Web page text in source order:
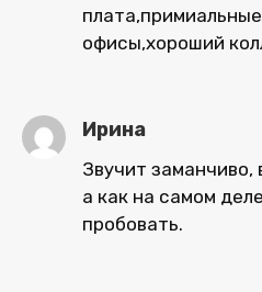
офисы,хороший
Ирина
Звучит заманчиво,
а как на самом
пробовать.